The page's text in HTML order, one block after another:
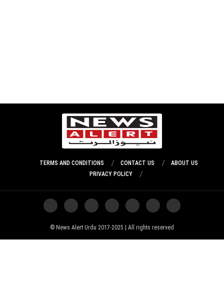
ABOUT US
CONTACT US
TERMS AND CONDITIONS
PRIVACY POLICY
News Alert Urdu 2017-2025 | All rights reserved ©